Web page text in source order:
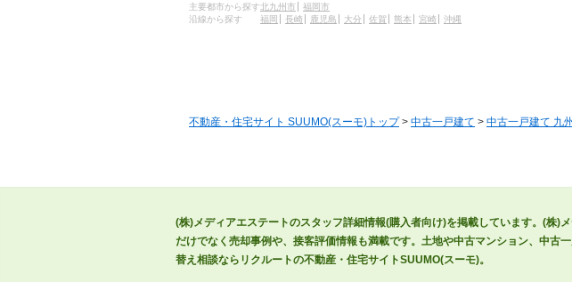
主要都市から探す北九州市
福岡市
沿線から探す
福岡 長崎 鹿児島 大分 佐賀 熊本 宮崎 沖縄
不動産・住宅サイト SUUMO(スーモ)トップ> 中古一戸建て > 中古一戸建て 九
(株)メディアエステートのスタッフ詳細情報(購入者向け)を掲載しています。(株)
だけでなく売却事例や、接客評価情報も満載です。土地や中古マンション、中古
替え相談ならリクルートの不動産・住宅サイトSUUMO(スーモ)。